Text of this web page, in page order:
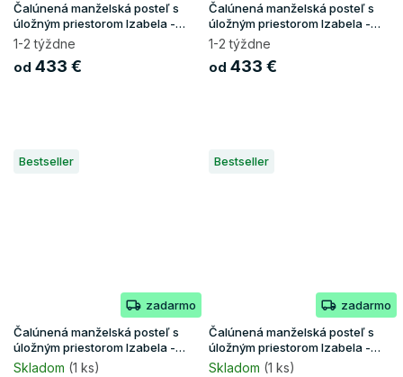
Čalúnená manželská posteľ s
úložným priestorom Izabela -
biela
1-2 týždne
od 433 €
Čalúnená manželská posteľ s
úložným priestorom Izabela -
čierna
1-2 týždne
od 433 €
Bestseller
zadarmo
Čalúnená manželská posteľ s
úložným priestorom Izabela -
grafit
Skladom (1 ks)
Bestseller
zadarmo
Čalúnená manželská posteľ s
úložným priestorom Izabela -
hnedá
Skladom (1 ks)